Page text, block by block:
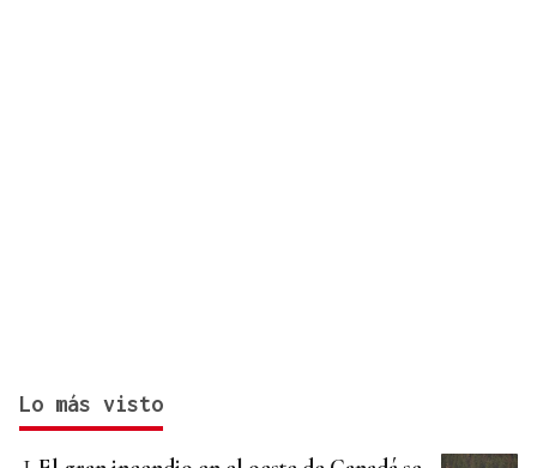
Lo más visto